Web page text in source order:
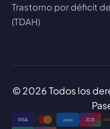
Trastorno por déficit
(TDAH)
© 2026 Todos los
VISA AMEX JCB